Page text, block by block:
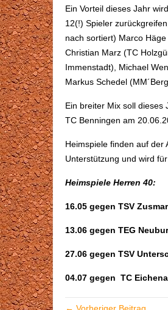
Ein Vorteil dieses Jahr
12(!) Spieler
nach sortiert) Marco
Christian Marz (TC
Immenstadt), Michael
Markus Schedel
Ein breiter Mix soll dieses
TC Benningen am
Heimspiele finden auf der
Unterstützung und wird
Heimspiele Herren 40:
16.05 gegen TSV
13.06 gegen TEG
27.06 gegen TSV
04.07 gegen TC